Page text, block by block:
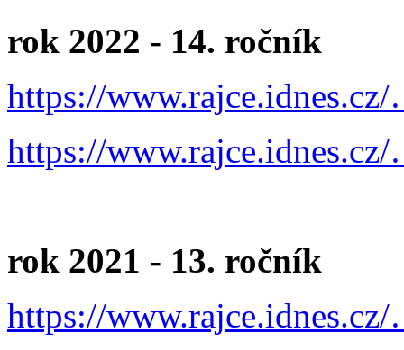
rok 2022 - 14. ročník
https://
https://
rok 2021 - 13. ročník
https://